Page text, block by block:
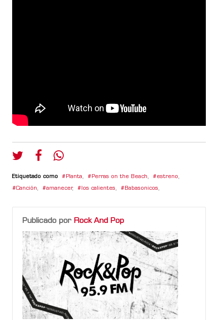
Etiquetado como Planta, Perras on the Beach, estreno,
Canción, amanecer, los calientes, Babasonicos,
Publicado por Rock And Pop